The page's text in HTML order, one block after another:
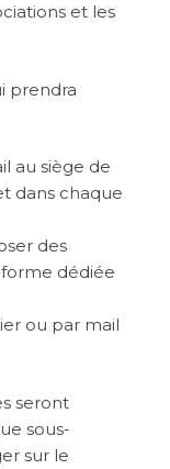
et les
prendra
au siège de
dans chaque
des
dédiée
ou par mail
seront
sous-
sur le